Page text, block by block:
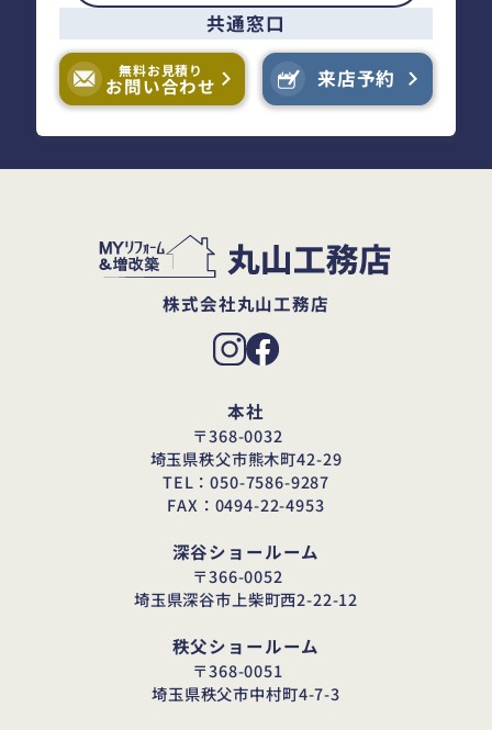
共通窓口
来店予約
無料お見積り
お問い合わせ
株式会社丸山工務店
本社
〒368-0032
埼玉県秩父市熊木町42-29
TEL：050-7586-9287
FAX：0494-22-4953
深谷ショールーム
〒366-0052
埼玉県深谷市上柴町西2-22-12
秩父ショールーム
〒368-0051
埼玉県秩父市中村町4-7-3